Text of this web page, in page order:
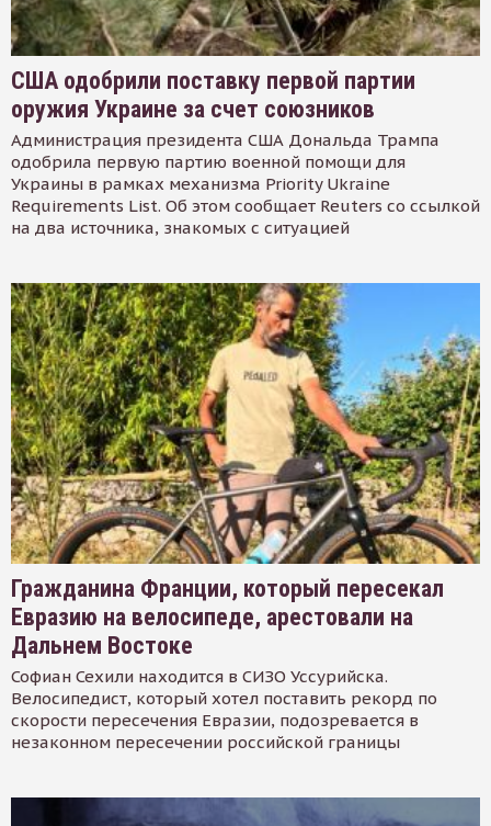
США одобрили поставку первой партии
оружия Украине за счет союзников
Администрация президента США Дональда Трампа
одобрила первую партию военной помощи для
Украины в рамках механизма Priority Ukraine
Requirements List. Об этом сообщает Reuters со ссылкой
на два источника, знакомых с ситуацией
Гражданина Франции, который пересекал
Евразию на велосипеде, арестовали на
Дальнем Востоке
Софиан Сехили находится в СИЗО Уссурийска.
Велосипедист, который хотел поставить рекорд по
скорости пересечения Евразии, подозревается в
незаконном пересечении российской границы